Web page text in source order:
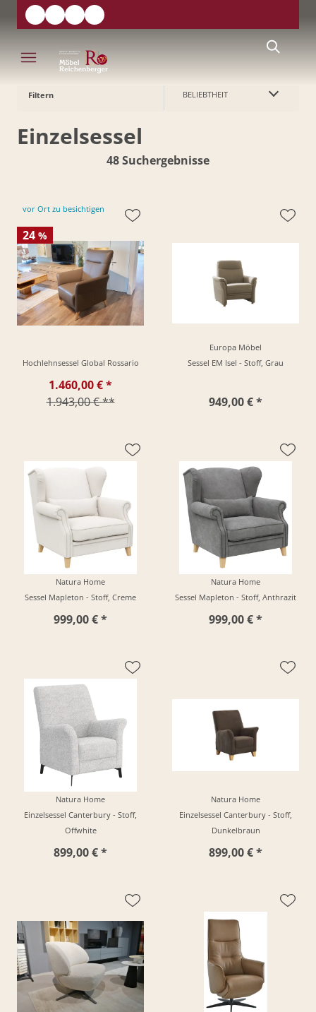
Filtern BELIEBTHEIT
Einzelsessel
48 Suchergebnisse
vor Ort zu besichtigen
24 %
Hochlehnsessel Global Rossario
1.460,00 € *
1.943,00 € **
Europa Möbel
Sessel EM Isel - Stoff, Grau
949,00 € *
Natura Home
Sessel Mapleton - Stoff, Creme
999,00 € *
Natura Home
Sessel Mapleton - Stoff, Anthrazit
999,00 € *
Natura Home
Einzelsessel Canterbury - Stoff,
Offwhite
899,00 € *
Natura Home
Einzelsessel Canterbury - Stoff,
Dunkelbraun
899,00 € *